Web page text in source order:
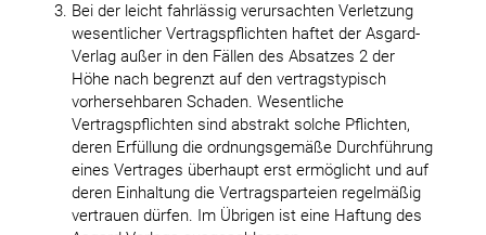
Bei der leicht fahrlässig verursachten Verletzung
wesentlicher Vertragspflichten haftet der Asgard-
Verlag außer in den Fällen des Absatzes 2 der
Höhe nach begrenzt auf den vertragstypisch
vorhersehbaren Schaden. Wesentliche
Vertragspflichten sind abstrakt solche Pflichten,
deren Erfüllung die ordnungsgemäße Durchführung
eines Vertrages überhaupt erst ermöglicht und auf
deren Einhaltung die Vertragsparteien regelmäßig
vertrauen dürfen. Im Übrigen ist eine Haftung des